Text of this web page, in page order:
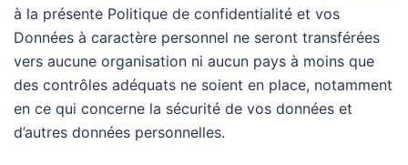
à la présente Politique de confidentialité et vos
Données à caractère personnel ne seront transférées
vers aucune organisation ni aucun pays à moins que
des contrôles adéquats ne soient en place, notamment
en ce qui concerne la sécurité de vos données et
d’autres données personnelles.